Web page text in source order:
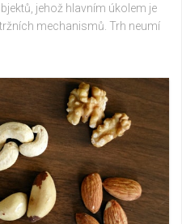
jehož hlavním úkolem je
mechanismů. Trh neumí